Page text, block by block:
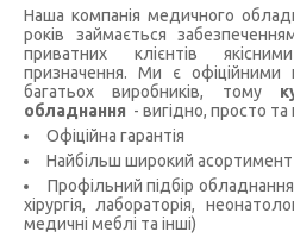
Наша компанія медичного
років займається
приватних клієнтів
призначення. Ми є офіційними
багатьох виробників, тому
обладнання - вигідно, просто та
Офіційна гарантія
Найбільш широкий асортимент
Профільний підбір
хірургія, лабораторія,
медичні меблі та інші)